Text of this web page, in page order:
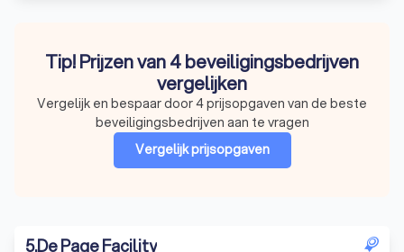
Tip! Prijzen van 4 beveiligingsbedrijven
vergelijken
Vergelijk en bespaar door 4 prijsopgaven van de beste
beveiligingsbedrijven aan te vragen
Vergelijk prijsopgaven
5.De Page Facility